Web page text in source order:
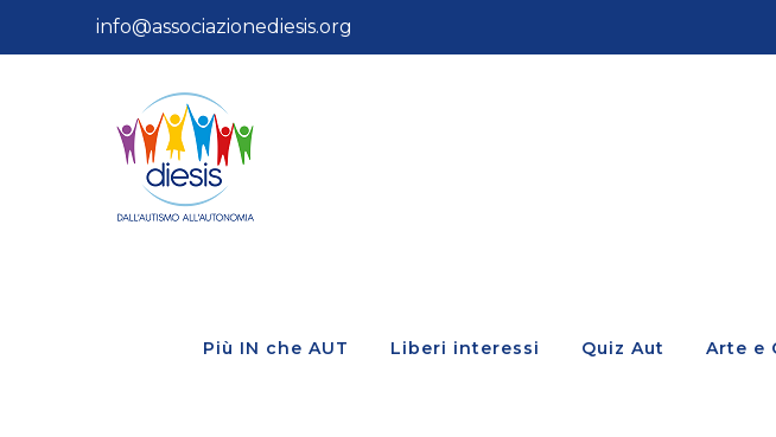
al
info@associazionediesis.org
Più IN che AUT Liberi interessi Quiz Aut Arte e